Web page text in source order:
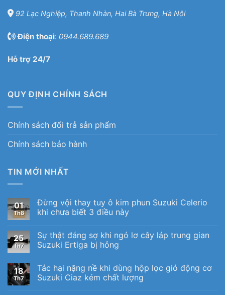
92 Lạc Nghiệp, Thanh Nhàn, Hai Bà Trưng, Hà Nội
Điện thoại: 0944.689.689
Hỗ trợ 24/7
QUY ĐỊNH CHÍNH SÁCH
Chính sách đổi trả sản phẩm
Chính sách bảo hành
TIN MỚI NHẤT
01
Th8
Đừng vội thay tuy ô kim phun Suzuki Celerio
khi chưa biết 3 điều này
25
Th7
Sự thật đáng sợ khi ngó lơ cây láp trung gian
Suzuki Ertiga bị hỏng
18
Th7
Tác hại nặng nề khi dùng hộp lọc gió động cơ
Suzuki Ciaz kém chất lượng